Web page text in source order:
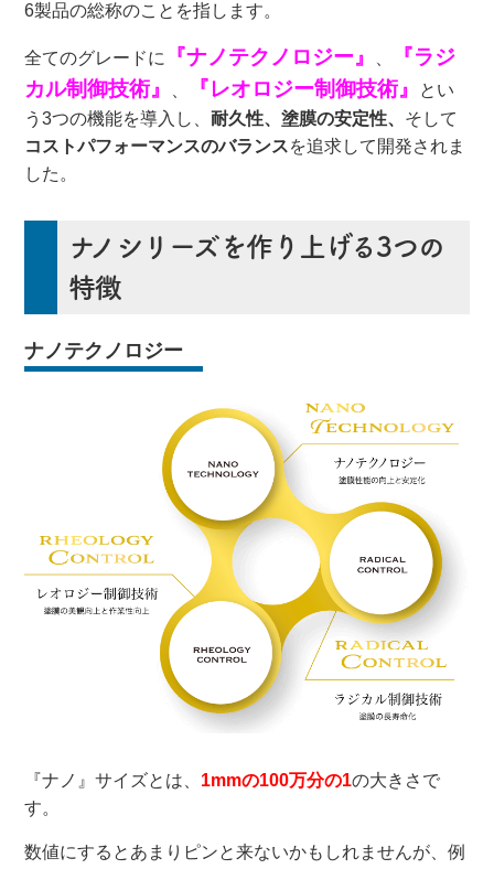
6製品の総称のことを指します。
全てのグレードに 『ナノテクノロジー』
『ラジ
カル制御技術』
『レオロジー制御技術』
とい
う3つの機能を導入し、耐久性、塗膜の安定性、 そして
コストパフォーマンスのバランスを追求して開発されま
した。
ナノシリーズを作り上げる3つの
特徴
ナノテクノロジー
『ナノ』サイズとは、 1mmの100万分の1の大きさで
す。
数値にするとあまりピンと来ないかもしれませんが、例